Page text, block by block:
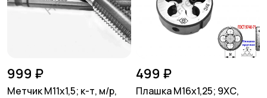
999 ₽
Метчик М11х1,5; к-т, м/р,
499 ₽
Плашка М16х1,25; 9ХС,